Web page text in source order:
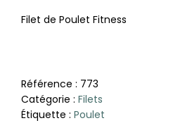
Filet de Poulet Fitness
Référence : 773
Catégorie : Filets
Étiquette : Poulet